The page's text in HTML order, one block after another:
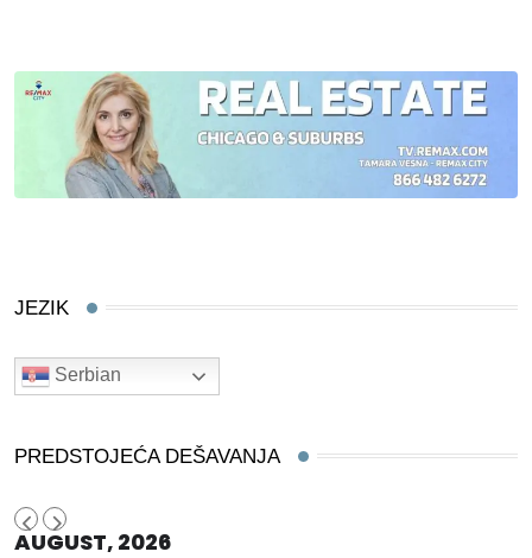
JEZIK
Serbian
PREDSTOJEĆA DEŠAVANJA
AUGUST, 2026